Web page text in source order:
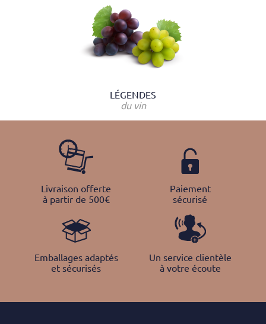
LÉGENDES
du vin
Livraison offerte
à partir de 500€
Paiement
sécurisé
Emballages adaptés
et sécurisés
Un service clientèle
à votre écoute